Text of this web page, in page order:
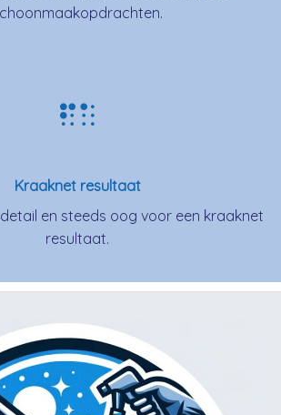
Kraaknet resultaat
en steeds oog voor een kraaknet
resultaat.